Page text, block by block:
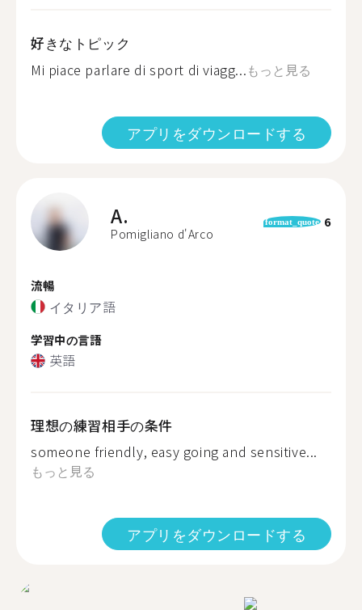
好きなトピック
Mi piace parlare di sport di viagg...もっと見る
アプリをダウンロードする
A.
Pomigliano d'Arco
format_quote 6
流暢
イタリア語
学習中の言語
英語
理想の練習相手の条件
someone friendly, easy going and sensitive...
もっと見る
アプリをダウンロードする